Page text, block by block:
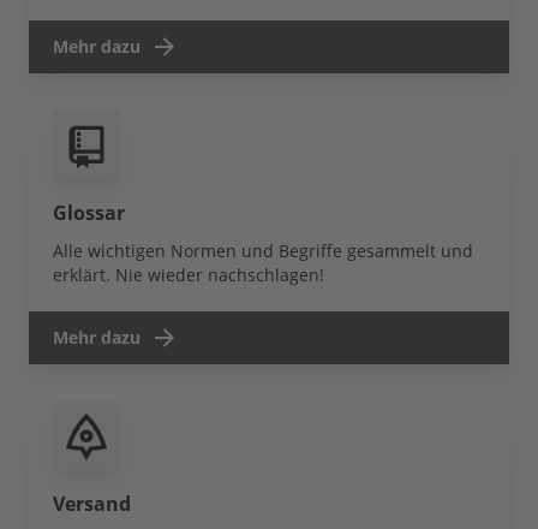
Mehr dazu
Glossar
Alle wichtigen Normen und Begriffe gesammelt und
erklärt. Nie wieder nachschlagen!
Mehr dazu
Versand